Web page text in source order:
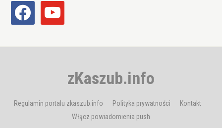
facebook youtube
zKaszub.info
Regulamin portalu zkaszub.info Polityka prywatności
Kontakt
Włącz powiadomienia push